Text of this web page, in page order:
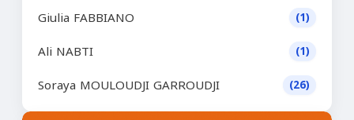
Giulia FABBIANO (1)
Ali NABTI (1)
Soraya MOULOUDJI GARROUDJI (26)